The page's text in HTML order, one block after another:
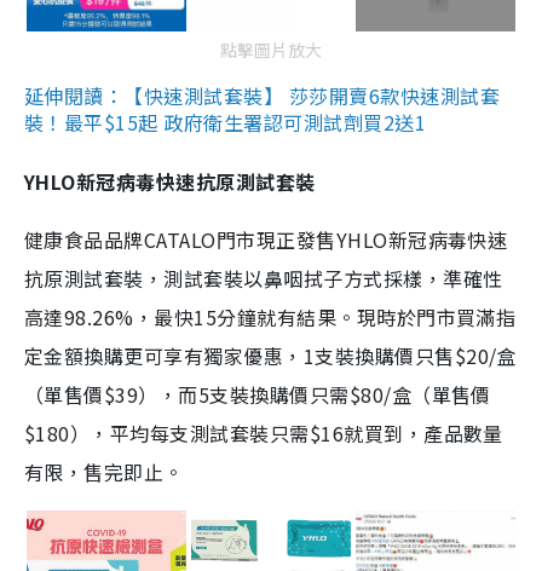
點擊圖片放大
延伸閱讀：【快速測試套裝】 莎莎開賣6款快速測試套
裝！最平$15起 政府衛生署認可測試劑買2送1
YHLO新冠病毒快速抗原測試套裝
健康食品品牌CATALO門市現正發售YHLO新冠病毒快速
抗原測試套裝，測試套裝以鼻咽拭子方式採樣，準確性
高達98.26%，最快15分鐘就有結果。現時於門市買滿指
定金額換購更可享有獨家優惠，1支裝換購價只售$20/盒
（單售價$39），而5支裝換購價只需$80/盒（單售價
$180），平均每支測試套裝只需$16就買到，產品數量
有限，售完即止。